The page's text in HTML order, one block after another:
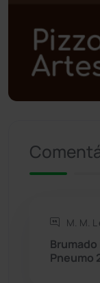
Polícia
Política
Riacho de
Rio do
Rio do
M. M. L
Pneumo